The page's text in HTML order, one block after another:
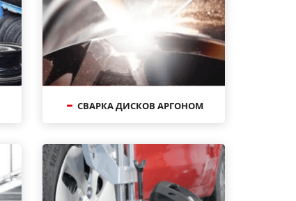
СВАРКА ДИСКОВ АРГОНОМ